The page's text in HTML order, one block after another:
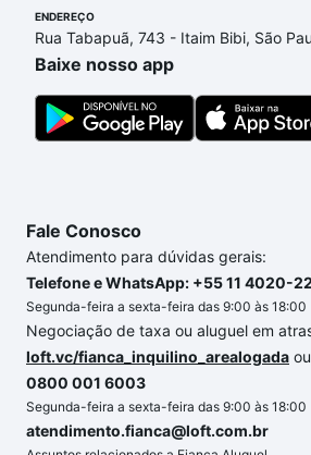
ENDEREÇO
Rua Tabapuã, 743 - Itaim Bibi, São
Baixe nosso app
Fale Conosco
Atendimento para dúvidas gerais:
Telefone e WhatsApp: +55 11 4020-
Segunda-feira a sexta-feira das 9:00 às 18:00
Negociação de taxa ou aluguel em
loft.vc/fianca_inquilino_arealogada
0800 001 6003
Segunda-feira a sexta-feira das 9:00 às 18:00
atendimento.fianca@loft.com.br